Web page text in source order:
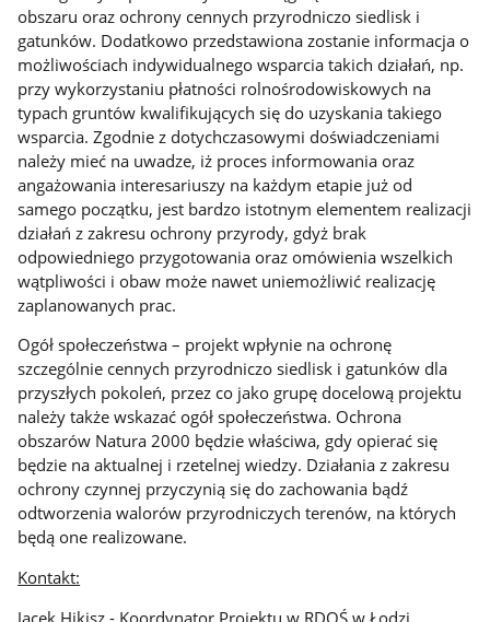
obszaru oraz ochrony cennych przyrodniczo siedlisk i
gatunków. Dodatkowo przedstawiona zostanie informacja o
możliwościach indywidualnego wsparcia takich działań, np.
przy wykorzystaniu płatności rolnośrodowiskowych na
typach gruntów kwalifikujących się do uzyskania takiego
wsparcia. Zgodnie z dotychczasowymi doświadczeniami
należy mieć na uwadze, iż proces informowania oraz
angażowania interesariuszy na każdym etapie już od
samego początku, jest bardzo istotnym elementem realizacji
działań z zakresu ochrony przyrody, gdyż brak
odpowiedniego przygotowania oraz omówienia wszelkich
wątpliwości i obaw może nawet uniemożliwić realizację
zaplanowanych prac.
Ogół społeczeństwa – projekt wpłynie na ochronę
szczególnie cennych przyrodniczo siedlisk i gatunków dla
przyszłych pokoleń, przez co jako grupę docelową projektu
należy także wskazać ogół społeczeństwa. Ochrona
obszarów Natura 2000 będzie właściwa, gdy opierać się
będzie na aktualnej i rzetelnej wiedzy. Działania z zakresu
ochrony czynnej przyczynią się do zachowania bądź
odtworzenia walorów przyrodniczych terenów, na których
będą one realizowane.
Kontakt:
Jacek Hikisz - Koordynator Projektu w RDOŚ w Łodzi